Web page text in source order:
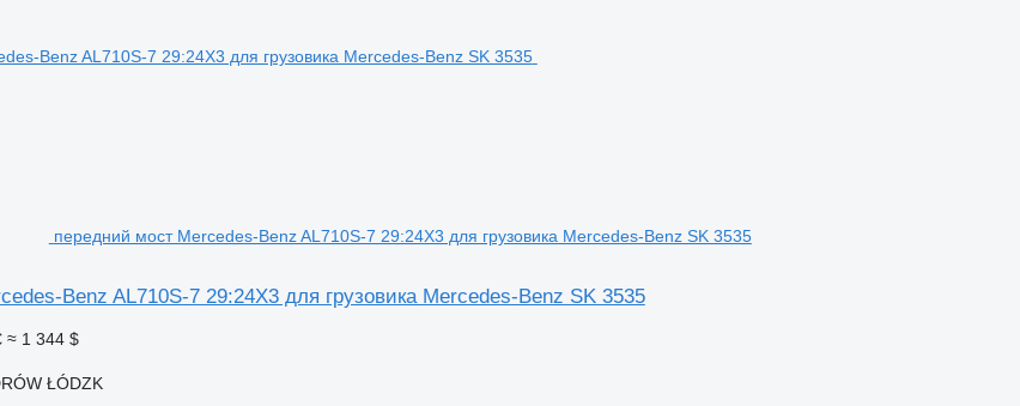
передний мост Mercedes-Benz AL710S-7 29:24X3 для грузовика Mercedes-Benz SK 3535
Benz AL710S-7 29:24X3 для грузовика Mercedes-Benz SK 3535
≈ 1 344 $
ŁÓDZK